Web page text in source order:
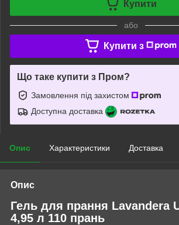
Купити
або
Купити з
Що таке купити з Пром?
Замовлення під захистом
Доступна доставка
Опис Характеристики Доставка
Опис
Гель для прання Lavandera
4,95 л 110 прань